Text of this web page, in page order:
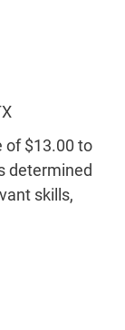
of $13.00 to
determined
skills,